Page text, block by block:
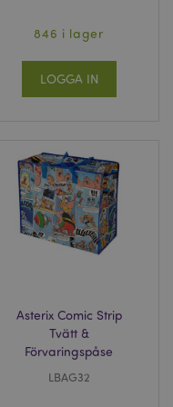
846 i lager
LOGGA IN
Asterix Comic Strip
Tvätt &
Förvaringspåse
LBAG32